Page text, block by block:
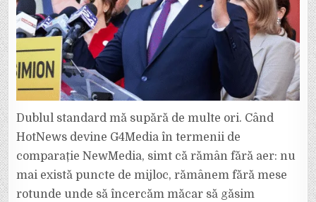
Dublul standard mă supără de multe ori. Când
HotNews devine G4Media în termenii de
comparație NewMedia, simt că rămân fără aer: nu
mai există puncte de mijloc, rămânem fără mese
rotunde unde să încercăm măcar să găsim